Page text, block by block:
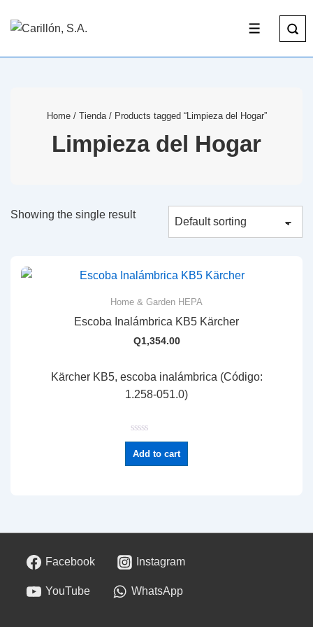
Home/ Tienda/ Products tagged “Limpieza del Hogar”
Limpieza del Hogar
Showing the single result
Home & Garden HEPA
Escoba Inalámbrica KB5 Kärcher
Q1,354.00
Kärcher KB5, escoba inalámbrica (Código:
1.258-051.0)
R
a
t
e
f
Add to cart
Facebook Instagram
YouTube WhatsApp